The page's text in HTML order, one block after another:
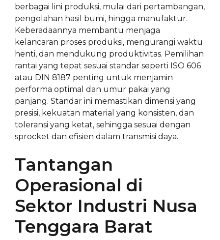
berbagai lini produksi, mulai dari pertambangan,
pengolahan hasil bumi, hingga manufaktur.
Keberadaannya membantu menjaga
kelancaran proses produksi, mengurangi waktu
henti, dan mendukung produktivitas. Pemilihan
rantai yang tepat sesuai standar seperti ISO 606
atau DIN 8187 penting untuk menjamin
performa optimal dan umur pakai yang
panjang. Standar ini memastikan dimensi yang
presisi, kekuatan material yang konsisten, dan
toleransi yang ketat, sehingga sesuai dengan
sprocket dan efisien dalam transmisi daya.
Tantangan
Operasional di
Sektor Industri Nusa
Tenggara Barat